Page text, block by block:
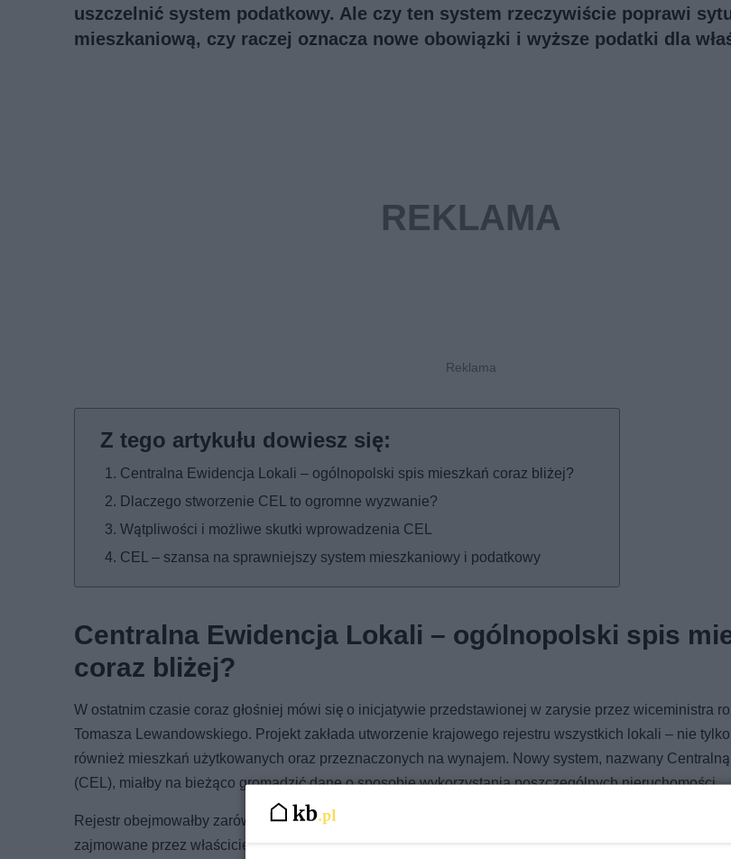
uszczelnić system podatkowy. Ale czy ten system rzeczywiście poprawi
mieszkaniową, czy raczej oznacza nowe obowiązki i wyższe podatki dla
Centralna Ewidencja Lokali – ogólnopolski spis mieszkań coraz bliżej?
Dlaczego stworzenie CEL to ogromne wyzwanie?
Wątpliwości i możliwe skutki wprowadzenia CEL
CEL – szansa na sprawniejszy system mieszkaniowy i podatkowy
Centralna Ewidencja Lokali – ogólnopolski spis
coraz bliżej?
W ostatnim czasie coraz głośniej mówi się o inicjatywie przedstawionej w zarysie przez wiceministra
Tomasza Lewandowskiego. Projekt zakłada utworzenie krajowego rejestru wszystkich lokali – nie
również mieszkań użytkowanych oraz przeznaczonych na wynajem. Nowy system, nazwany
(CEL), miałby na bieżąco gromadzić dane o sposobie wykorzystania poszczególnych nieruchomości.
Rejestr obejmowałby zarówno lokale wynajmowane – niezależnie od tego, czy na krótki, czy długi
zajmowane przez właścicieli. CEL miałby ułatwić prowadzenie spójnej i skutecznej polityki